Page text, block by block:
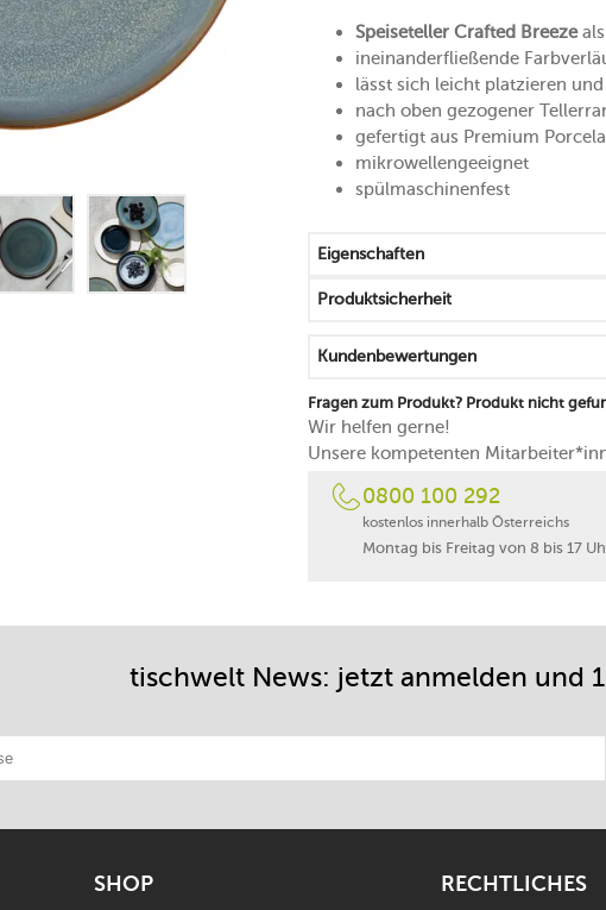
Speiseteller Crafted Breezeals
ineinanderfließende
lässt sich leicht platzieren
nach oben gezogener
gefertigt aus Premium
mikrowellengeeignet
spülmaschinenfest
Eigenschaften
Produktsicherheit
Kundenbewertungen
Fragen zum Produkt? Produkt nicht
Wir helfen gerne!
Unsere kompetenten
0800 100 292
kostenlos innerhalb Österreichs
Montag bis Freitag von 8 bis 17
tischwelt News: jetzt anmelden und
eintragen
SHOP RECHTLICHES